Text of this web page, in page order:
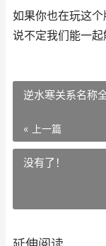
如果你也在玩这
说不定我们能一起
逆水寒关系名称
« 上一篇
没有了！